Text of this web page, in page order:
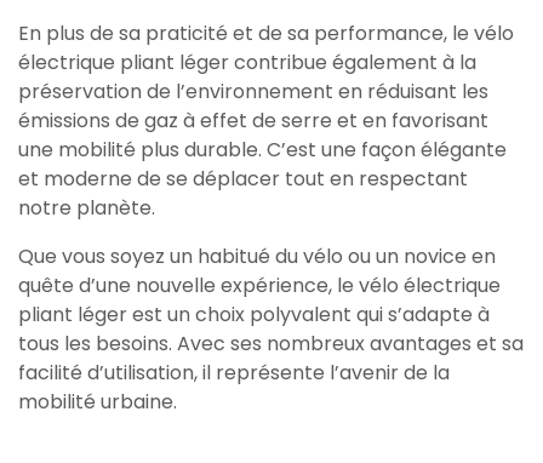
En plus de sa praticité et de sa performance, le vélo
électrique pliant léger contribue également à la
préservation de l’environnement en réduisant les
émissions de gaz à effet de serre et en favorisant
une mobilité plus durable. C’est une façon élégante
et moderne de se déplacer tout en respectant
notre planète.
Que vous soyez un habitué du vélo ou un novice en
quête d’une nouvelle expérience, le vélo électrique
pliant léger est un choix polyvalent qui s’adapte à
tous les besoins. Avec ses nombreux avantages et sa
facilité d’utilisation, il représente l’avenir de la
mobilité urbaine.